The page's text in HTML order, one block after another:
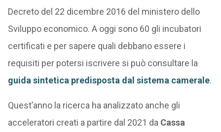
Decreto del 22 dicembre 2016 del ministero dello
Sviluppo economico. A oggi sono 60 gli incubatori
certificati e per sapere quali debbano essere i
requisiti per potersi iscrivere si può consultare la
guida sintetica predisposta dal sistema camerale.
Quest’anno la ricerca ha analizzato anche gli
acceleratori creati a partire dal 2021 da Cassa